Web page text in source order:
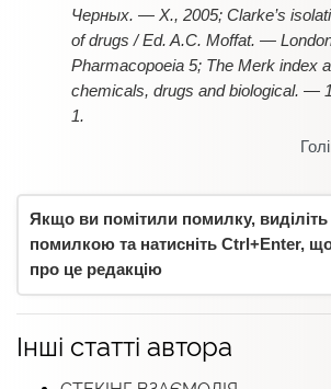
Черных. — Х., 2005; Clarke’s
of drugs / Ed. A.C. Moffat. —
Pharmacopoeia 5; The Merk index
chemicals, drugs and biological.
1.
Якщо ви помітили помилку, виділіть
помилкою та натисніть Ctrl+Enter,
про це редакцію
Інші статті автора